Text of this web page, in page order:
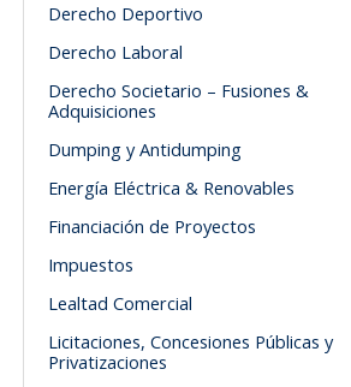
Derecho Deportivo
Derecho Laboral
Derecho Societario – Fusiones &
Adquisiciones
Dumping y Antidumping
Energía Eléctrica & Renovables
Financiación de Proyectos
Impuestos
Lealtad Comercial
Licitaciones, Concesiones Públicas y
Privatizaciones